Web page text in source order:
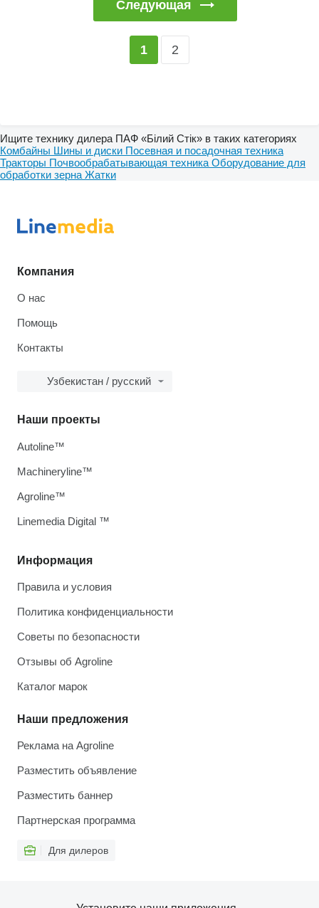
Следующая
1 2
Ищите технику дилера ПАФ «Білий Стік» в таких категориях
Комбайны Шины и диски Посевная и посадочная техника
Тракторы Почвообрабатывающая техника Оборудование для
обработки зерна Жатки
Компания
О нас
Помощь
Контакты
Узбекистан / русский
Информация
Правила и условия
Политика конфиденциальности
Советы по безопасности
Отзывы об Agroline
Каталог марок
Наши предложения
Реклама на Agroline
Разместить объявление
Разместить баннер
Партнерская программа
Для дилеров
Наши проекты
Autoline™
Machineryline™
Agroline™
Linemedia Digital ™